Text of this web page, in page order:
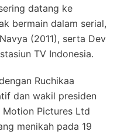
datang ke
bermain dalam serial,
(2011), serta Dev
TV Indonesia.
Ruchikaa
dan wakil presiden
Pictures Ltd
menikah pada 19